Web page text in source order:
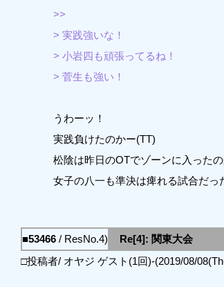
>>
> 実践強いな！
> 小岩四も頑張ってるね！
> 菅生も強い！
うわーッ！
実践負けたのかー(TT)
松陰は昨日のOTでゾーンに入ったの
女子の八一も準決は痺れる試合だっ
■53466/ ResNo.4)
Re[4]: 関東大会
□投稿者/ オヤジ ゲスト(1回)-(2019/08/